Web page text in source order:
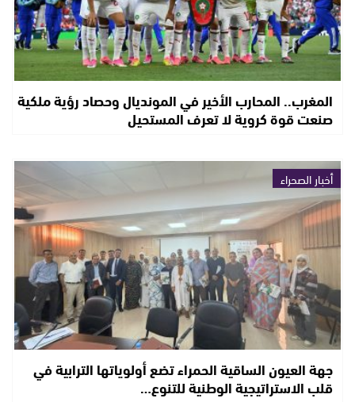
المغرب.. المحارب الأخير في المونديال وحصاد رؤية ملكية
صنعت قوة كروية لا تعرف المستحيل
أخبار الصحراء
جهة العيون الساقية الحمراء تضع أولوياتها الترابية في
قلب الاستراتيجية الوطنية للتنوع…